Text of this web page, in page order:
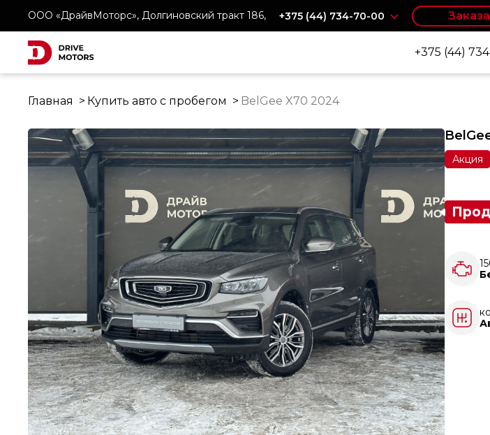
ООО «ДрайвМоторс», Долгиновский тракт 186, +375 (44) 734-70-00
+375 (44)
Главная Купить авто с пробегом BelGee X70 2024
Акция